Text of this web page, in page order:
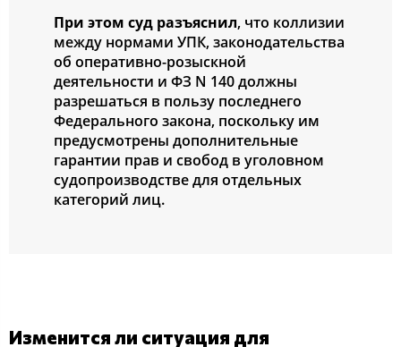
При этом суд разъяснил, что коллизии
между нормами УПК, законодательства
об оперативно-розыскной
деятельности и ФЗ N 140 должны
разрешаться в пользу последнего
Федерального закона, поскольку им
предусмотрены дополнительные
гарантии прав и свобод в уголовном
судопроизводстве для отдельных
категорий лиц.
Изменится ли ситуация для